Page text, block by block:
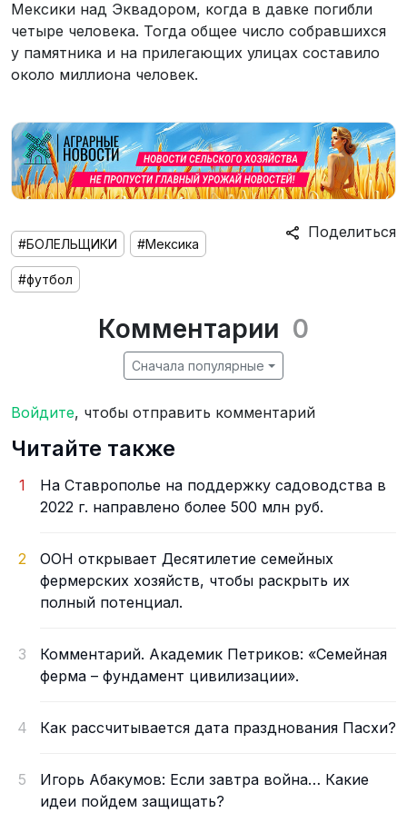
Мексики над Эквадором, когда в давке погибли
четыре человека. Тогда общее число собравшихся
у памятника и на прилегающих улицах составило
около миллиона человек.
Поделиться
#БОЛЕЛЬЩИКИ #Мексика
#футбол
Комментарии 0
Сначала популярные
Войдите, чтобы отправить комментарий
Читайте также
1
На Ставрополье на поддержку садоводства в
2022 г. направлено более 500 млн руб.
2
ООН открывает Десятилетие семейных
фермерских хозяйств, чтобы раскрыть их
полный потенциал.
3
Комментарий. Академик Петриков: «Семейная
ферма – фундамент цивилизации».
4 Как рассчитывается дата празднования Пасхи?
5
Игорь Абакумов: Если завтра война… Какие
идеи пойдем защищать?